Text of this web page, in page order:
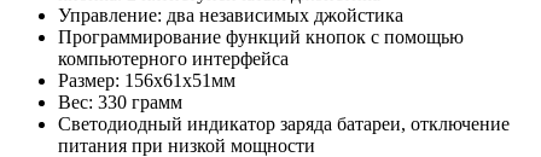
Управление: два независимых джойстика
Программирование функций кнопок с помощью
компьютерного интерфейса
Размер: 156x61x51мм
Вес: 330 грамм
Светодиодный индикатор заряда батареи, отключение
питания при низкой мощности